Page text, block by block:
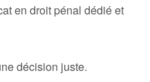
en droit pénal dédié et
décision juste.